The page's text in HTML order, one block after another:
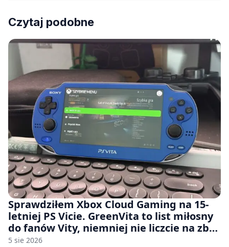
Czytaj podobne
Sprawdziłem Xbox Cloud Gaming na 15-
letniej PS Vicie. GreenVita to list miłosny
do fanów Vity, niemniej nie liczcie na zbyt
wiele [FELIETON]
5 sie 2026